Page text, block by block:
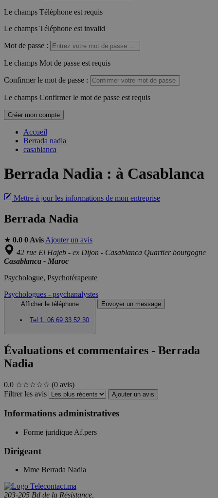
Le champs Téléphone est requis
Le champs Téléphone est invalid
Mot de passe :
Le champs Mot de passe est requis
Confirmer le mot de passe :
Le champs Confirmer le mot de passe est requis
Créer mon compte
Accueil
Berrada nadia
casablanca
Berrada Nadia : à Casablanca
Mettre à jour les informations de mon entreprise
Berrada Nadia
★ 0.0 0 Avis Ajouter un avis
42 rue El Hajeb - ex Dijon - Casablanca Quartier bourgogne
Casablanca - Maroc
Psychologue, Psychotérapeute
Psychologues - psychanalystes
Afficher le téléphone
Tel 1: 06 69 33 52 30
Envoyer un message
Évaluations et commentaires - Berrada
Nadia
0.0 ☆☆☆☆☆ (0 avis)
Filtrer les avis
Ajouter un avis
Informations administratives
Forme juridique Af.pers
Dirigeant
Mme Berrada Nadia
203-205 Bd de la Résistance,